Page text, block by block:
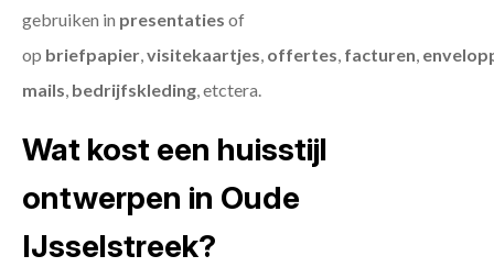
gebruiken in presentaties of
op briefpapier,visitekaartjes, offertes, facturen,
mails, bedrijfskleding, etctera.
Wat kost een huisstijl
ontwerpen in Oude
IJsselstreek?